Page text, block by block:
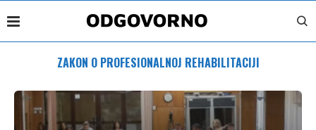
ZAKON O PROFESIONALNOJ REHABILITACIJI